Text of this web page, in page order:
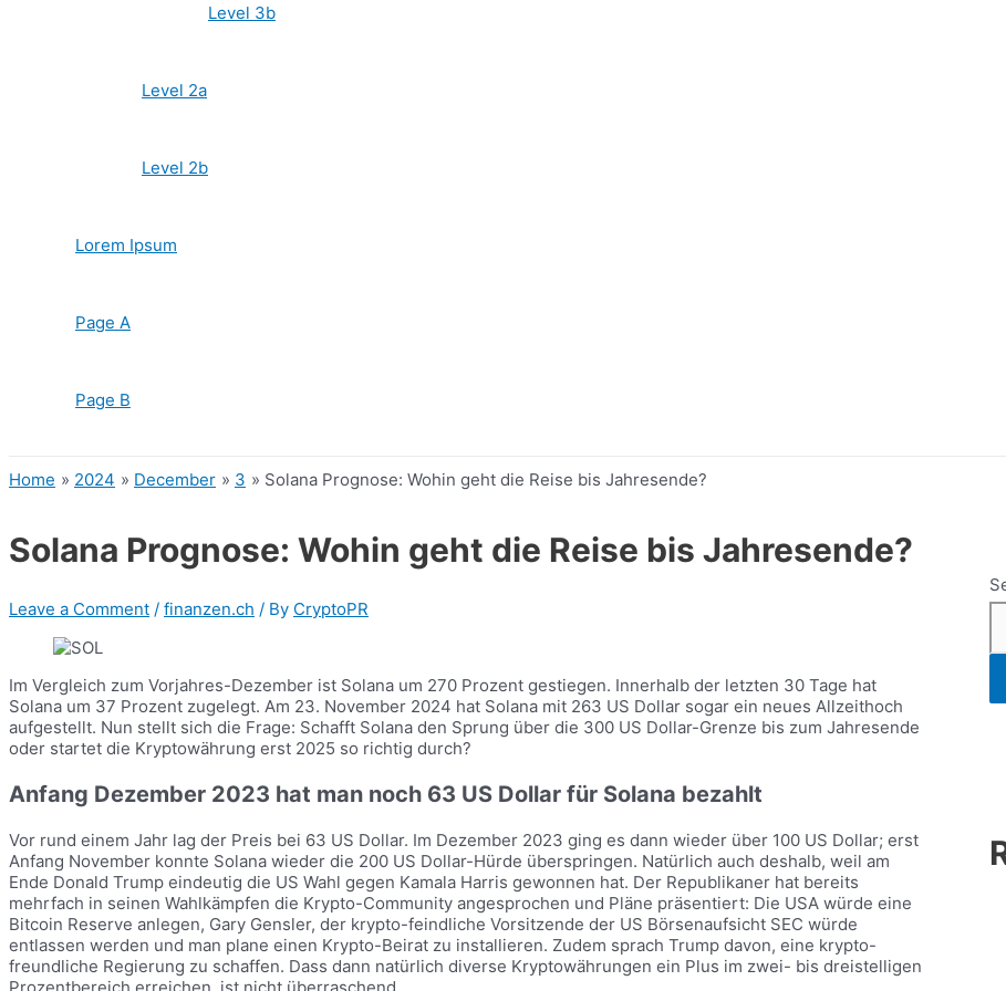
Level 3b
Level 2a
Level 2b
Lorem Ipsum
Page A
Page B
Home 2024 December 3 Solana Prognose: Wohin geht die Reise bis Jahresende?
Solana Prognose: Wohin geht die Reise bis Jahresende?
Leave a Comment / finanzen.ch / By CryptoPR
Im Vergleich zum Vorjahres-Dezember ist Solana um 270 Prozent gestiegen. Innerhalb der letzten 30 Tage hat
Solana um 37 Prozent zugelegt. Am 23. November 2024 hat Solana mit 263 US Dollar sogar ein neues Allzeithoch
aufgestellt. Nun stellt sich die Frage: Schafft Solana den Sprung über die 300 US Dollar-Grenze bis zum Jahresende
oder startet die Kryptowährung erst 2025 so richtig durch?
Anfang Dezember 2023 hat man noch 63 US Dollar für Solana bezahlt
Vor rund einem Jahr lag der Preis bei 63 US Dollar. Im Dezember 2023 ging es dann wieder über 100 US Dollar; erst
Anfang November konnte Solana wieder die 200 US Dollar-Hürde überspringen. Natürlich auch deshalb, weil am
Ende Donald Trump eindeutig die US Wahl gegen Kamala Harris gewonnen hat. Der Republikaner hat bereits
mehrfach in seinen Wahlkämpfen die Krypto-Community angesprochen und Pläne präsentiert: Die USA würde eine
Bitcoin Reserve anlegen, Gary Gensler, der krypto-feindliche Vorsitzende der US Börsenaufsicht SEC würde
entlassen werden und man plane einen Krypto-Beirat zu installieren. Zudem sprach Trump davon, eine krypto-
freundliche Regierung zu schaffen. Dass dann natürlich diverse Kryptowährungen ein Plus im zwei- bis dreistelligen